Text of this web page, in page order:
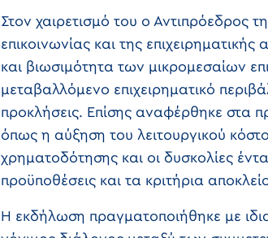
Στον χαιρετισμό του ο Αντιπρόεδρος
επικοινωνίας και της
και βιωσιμότητα των μικρομεσαίων
μεταβαλλόμενο επιχειρηματικό
προκλήσεις. Επίσης αναφέρθηκε στα
όπως η αύξηση του λειτουργικού
χρηματοδότησης και οι δυσκολίες
προϋποθέσεις και τα κριτήρια
Η εκδήλωση πραγματοποιήθηκε με